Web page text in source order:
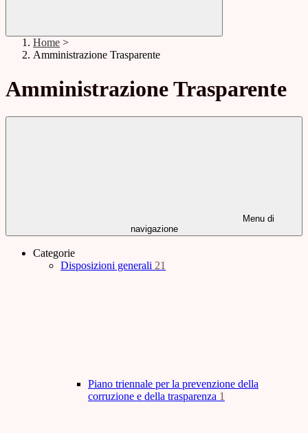
Home >
Amministrazione Trasparente
Amministrazione Trasparente
Menu di
navigazione
Categorie
Disposizioni generali 21
Piano triennale per la prevenzione della
corruzione e della trasparenza 1